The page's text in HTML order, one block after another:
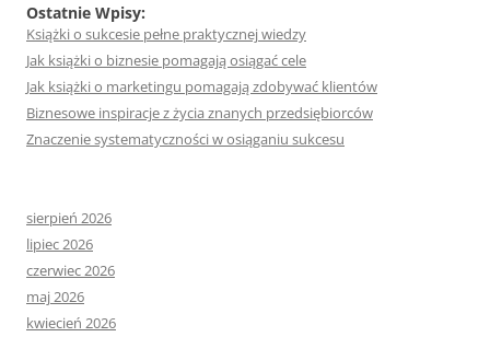
Ostatnie Wpisy:
Książki o sukcesie pełne praktycznej wiedzy
Jak książki o biznesie pomagają osiągać cele
Jak książki o marketingu pomagają zdobywać klientów
Biznesowe inspiracje z życia znanych przedsiębiorców
Znaczenie systematyczności w osiąganiu sukcesu
sierpień 2026
lipiec 2026
czerwiec 2026
maj 2026
kwiecień 2026